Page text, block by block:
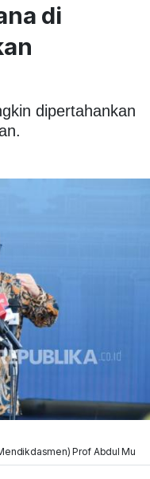
di
dipertahankan
Prof Abdul Mu